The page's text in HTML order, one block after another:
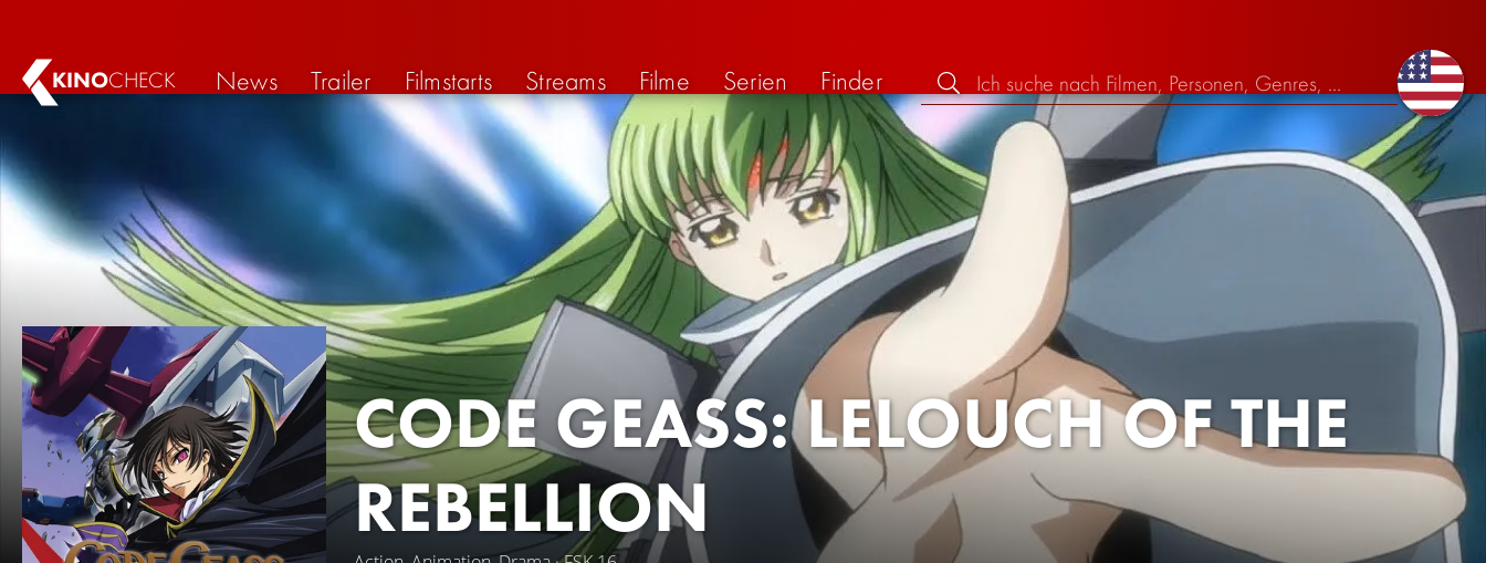
KINOCHECK News Trailer Filmstarts Streams Filme Serien Finder
CODE GEASS: LELOUCH OF THE
REBELLION